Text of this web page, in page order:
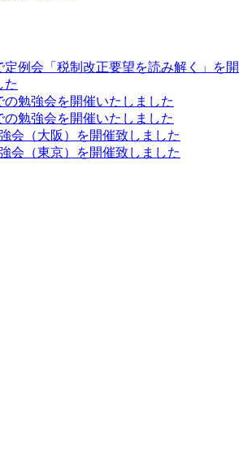
定例会「税制改正要望を読み解く」を開
た
の勉強会を開催いたしました
の勉強会を開催いたしました
会（大阪）を開催致しました
会（東京）を開催致しました